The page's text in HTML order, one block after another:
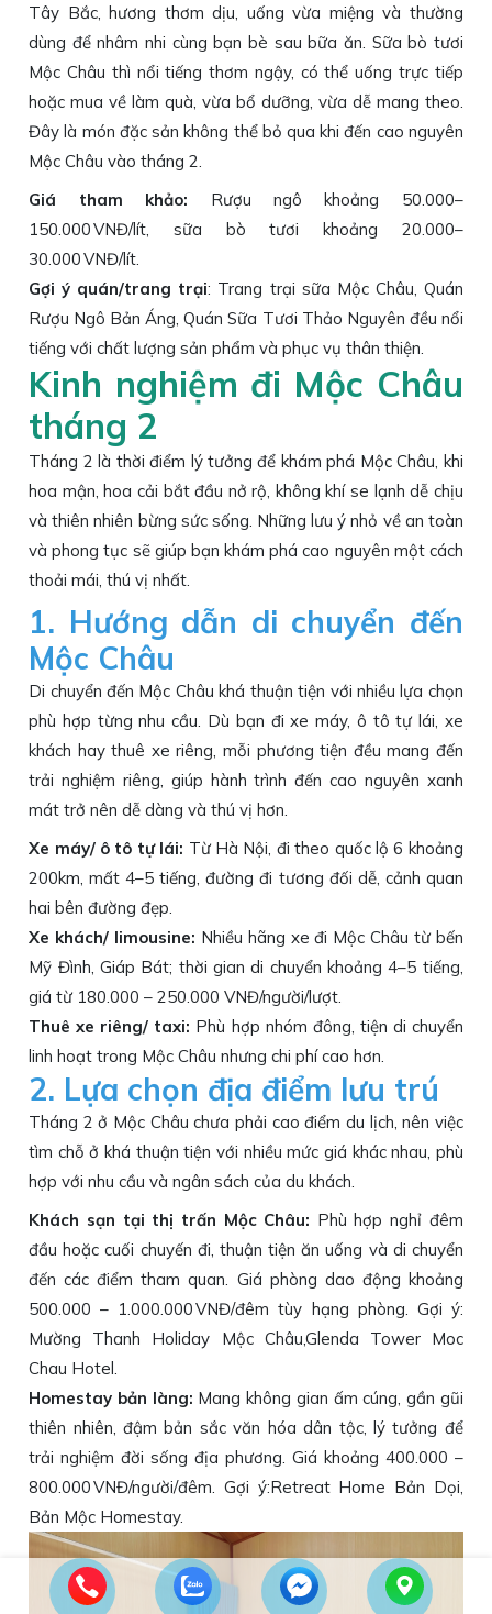
Tây Bắc, hương thơm dịu, uống vừa miệng và thường
dùng để nhâm nhi cùng bạn bè sau bữa ăn. Sữa bò tươi
Mộc Châu thì nổi tiếng thơm ngậy, có thể uống trực tiếp
hoặc mua về làm quà, vừa bổ dưỡng, vừa dễ mang theo.
Đây là món đặc sản không thể bỏ qua khi đến cao nguyên
Mộc Châu vào tháng 2.
Giá tham khảo: Rượu ngô khoảng 50.000–
150.000 VNĐ/lít, sữa bò tươi khoảng 20.000–
30.000 VNĐ/lít.
Gợi ý quán/trang trại: Trang trại sữa Mộc Châu, Quán
Rượu Ngô Bản Áng, Quán Sữa Tươi Thảo Nguyên đều nổi
tiếng với chất lượng sản phẩm và phục vụ thân thiện.
Kinh nghiệm đi Mộc Châu
tháng 2
Tháng 2 là thời điểm lý tưởng để khám phá Mộc Châu, khi
hoa mận, hoa cải bắt đầu nở rộ, không khí se lạnh dễ chịu
và thiên nhiên bừng sức sống. Những lưu ý nhỏ về an toàn
và phong tục sẽ giúp bạn khám phá cao nguyên một cách
thoải mái, thú vị nhất.
1. Hướng dẫn di chuyển đến
Mộc Châu
Di chuyển đến Mộc Châu khá thuận tiện với nhiều lựa chọn
phù hợp từng nhu cầu. Dù bạn đi xe máy, ô tô tự lái, xe
khách hay thuê xe riêng, mỗi phương tiện đều mang đến
trải nghiệm riêng, giúp hành trình đến cao nguyên xanh
mát trở nên dễ dàng và thú vị hơn.
Xe máy/ ô tô tự lái: Từ Hà Nội, đi theo quốc lộ 6 khoảng
200km, mất 4–5 tiếng, đường đi tương đối dễ, cảnh quan
hai bên đường đẹp.
Xe khách/ limousine: Nhiều hãng xe đi Mộc Châu từ bến
Mỹ Đình, Giáp Bát; thời gian di chuyển khoảng 4–5 tiếng,
giá từ 180.000 – 250.000 VNĐ/người/lượt.
Thuê xe riêng/ taxi: Phù hợp nhóm đông, tiện di chuyển
linh hoạt trong Mộc Châu nhưng chi phí cao hơn.
2. Lựa chọn địa điểm lưu trú
Tháng 2 ở Mộc Châu chưa phải cao điểm du lịch, nên việc
tìm chỗ ở khá thuận tiện với nhiều mức giá khác nhau, phù
hợp với nhu cầu và ngân sách của du khách.
Khách sạn tại thị trấn Mộc Châu: Phù hợp nghỉ đêm
đầu hoặc cuối chuyến đi, thuận tiện ăn uống và di chuyển
đến các điểm tham quan. Giá phòng dao động khoảng
500.000 – 1.000.000 VNĐ/đêm tùy hạng phòng. Gợi ý:
Mường Thanh Holiday Mộc Châu,Glenda Tower Moc
Chau Hotel.
Homestay bản làng: Mang không gian ấm cúng, gần gũi
thiên nhiên, đậm bản sắc văn hóa dân tộc, lý tưởng để
trải nghiệm đời sống địa phương. Giá khoảng 400.000 –
800.000 VNĐ/người/đêm. Gợi ý:Retreat Home Bản Dọi,
Bản Mộc Homestay.